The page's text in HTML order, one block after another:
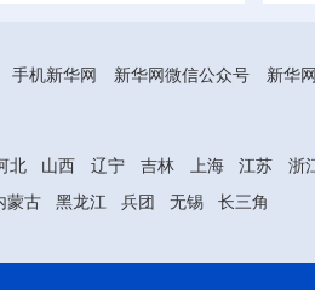
手机新华网 新华网微信公众号
新华
北 山西 辽宁 吉林 上海 江苏
浙
蒙古 黑龙江 兵团 无锡 长三角